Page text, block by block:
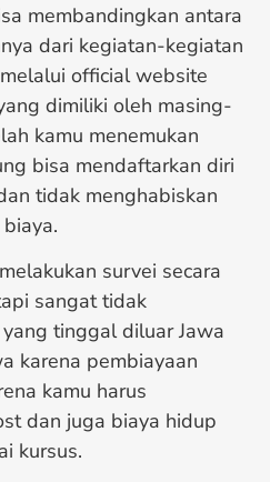
membandingkan antara
dari kegiatan-kegiatan
official website
dimiliki oleh masing-
kamu menemukan
bisa mendaftarkan diri
tidak menghabiskan
survei secara
sangat tidak
tinggal diluar Jawa
karena pembiayaan
kamu harus
dan juga biaya hidup
kursus.